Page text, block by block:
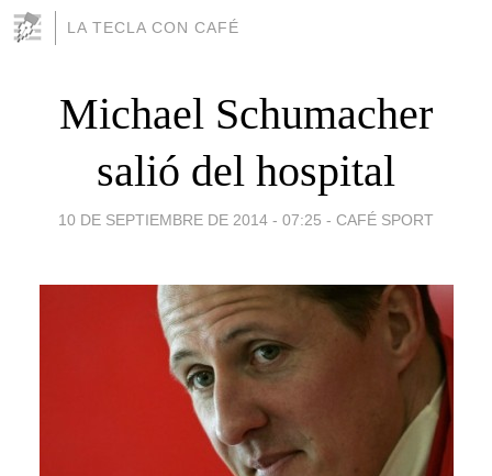
LA TECLA CON CAFÉ
Michael Schumacher
salió del hospital
10 DE SEPTIEMBRE DE 2014 - 07:25 - CAFÉ SPORT